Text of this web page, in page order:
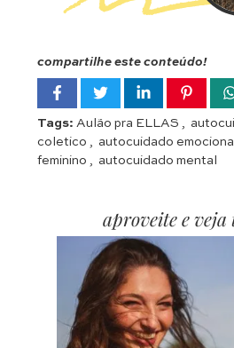
compartilhe este conteúdo!
Tags: Aulão pra ELLAS
coletico
autocuidado emocional
feminino
autocuidado mental
aproveite e veja